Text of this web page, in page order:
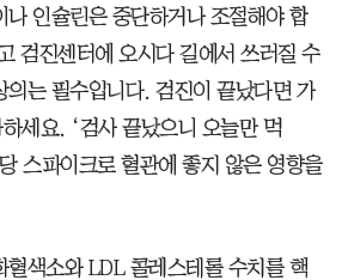
나 인슐린은 중단하거나 조절해야 합
검진센터에 오시다 길에서 쓰러질 수
의는 필수입니다. 검진이 끝났다면 가
세요. ‘검사 끝났으니 오늘만 먹
스파이크로 혈관에 좋지 않은 영향을
혈색소와 LDL 콜레스테롤 수치를 핵